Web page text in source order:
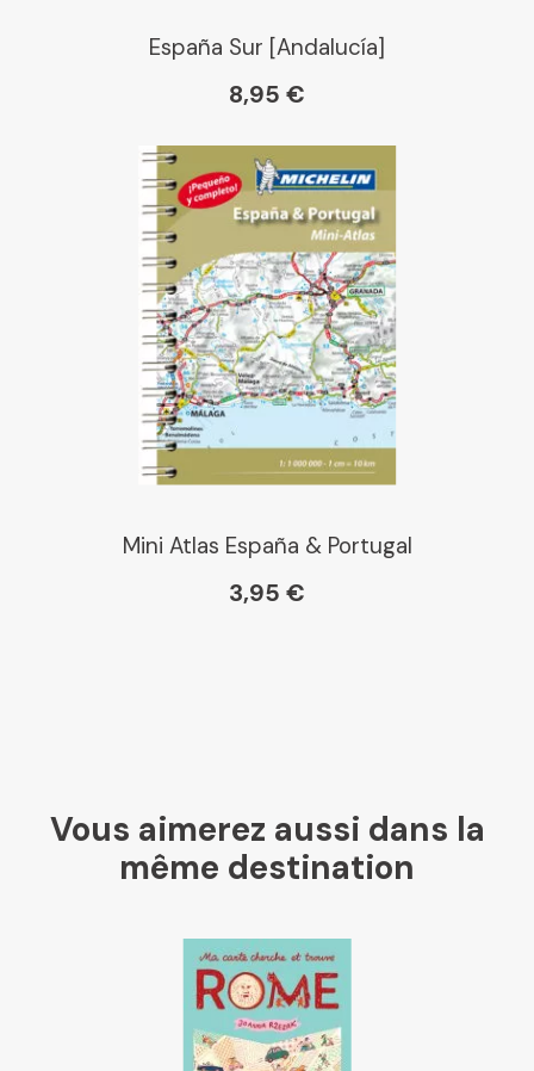
España Sur [Andalucía]
8,95 €
Mini Atlas España & Portugal
3,95 €
Vous aimerez aussi dans la
même destination